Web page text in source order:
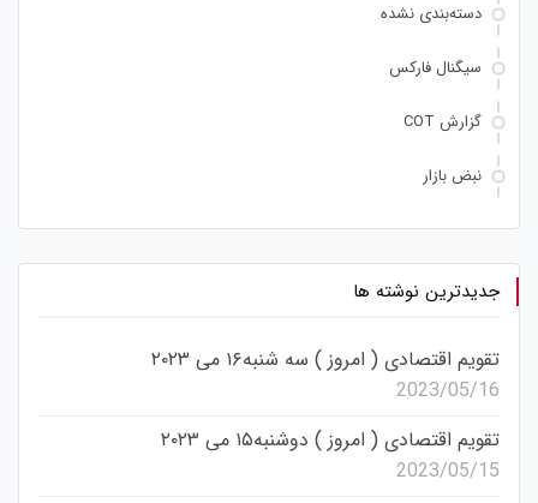
دسته‌بندی نشده
سیگنال فارکس
گزارش COT
نبض بازار
جدیدترین نوشته ها
تقویم اقتصادی ( امروز ) سه شنبه۱۶ می ۲۰۲۳
2023/05/16
تقویم اقتصادی ( امروز ) دوشنبه۱۵ می ۲۰۲۳
2023/05/15